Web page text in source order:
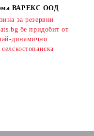
ВАРЕКС ООД
за резервни
бе придобит от
динамично